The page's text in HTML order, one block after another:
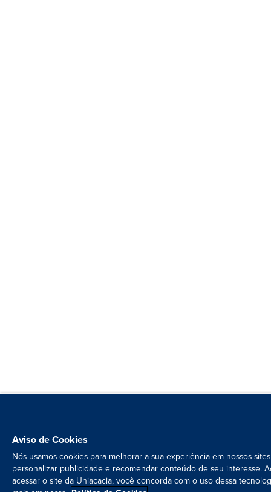
Aviso de Cookies
Nós usamos cookies para melhorar a sua experiência em nossos
personalizar publicidade e recomendar conteúdo de seu interesse.
acessar o site da Uniacacia, você concorda com o uso dessa